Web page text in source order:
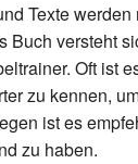
Texte
Buch versteht
Oft ist
zu kennen,
ist es
zu haben.